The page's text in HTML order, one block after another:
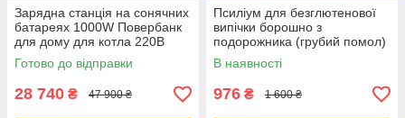
Зарядна станція на сонячних
батареях 1000W Повербанк
для дому для котла 220В
Генератор для квартири BIO
Готово до відправки
28 740 ₴ 47 900 ₴
Псиліум для безглютенової
випічки борошно з
подорожника (грубий помол)
1500 грам
В наявності
976 ₴ 1 600 ₴